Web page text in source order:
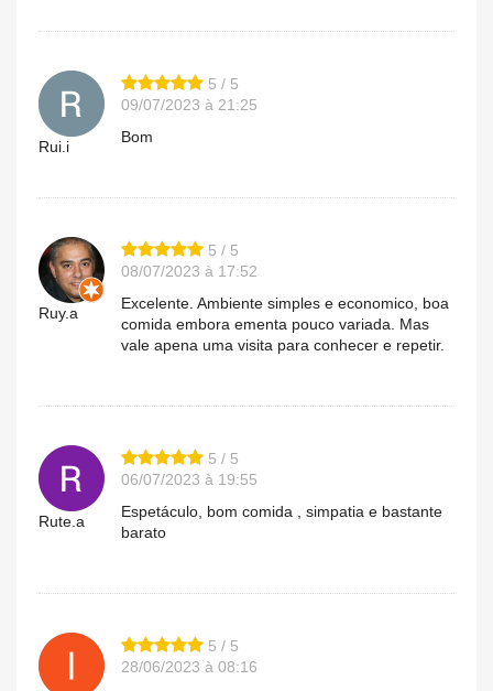
Rui.i
5 / 5
09/07/2023 à 21:25
Bom
Ruy.a
5 / 5
08/07/2023 à 17:52
Excelente. Ambiente simples e economico, boa
comida embora ementa pouco variada. Mas
vale apena uma visita para conhecer e repetir.
Rute.a
5 / 5
06/07/2023 à 19:55
Espetáculo, bom comida , simpatia e bastante
barato
5 / 5
28/06/2023 à 08:16